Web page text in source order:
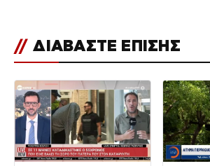
// ΔΙΑΒΑΣΤΕ ΕΠΙΣΗΣ